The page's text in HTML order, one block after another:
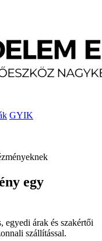
GYIK
egy
egyedi árak és szakértői
szállítással.